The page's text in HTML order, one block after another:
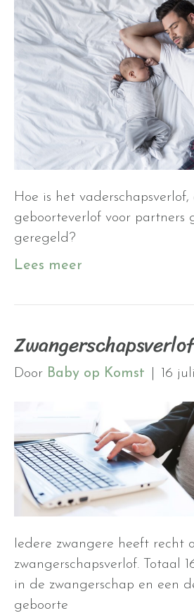
Hoe is het vaderschapsverlof,
geboorteverlof voor partners
geregeld?
Lees meer
Zwangerschapsverlof
Door Baby op Komst 16
Iedere zwangere heeft recht
zwangerschapsverlof. Totaal
in de zwangerschap en een
geboorte